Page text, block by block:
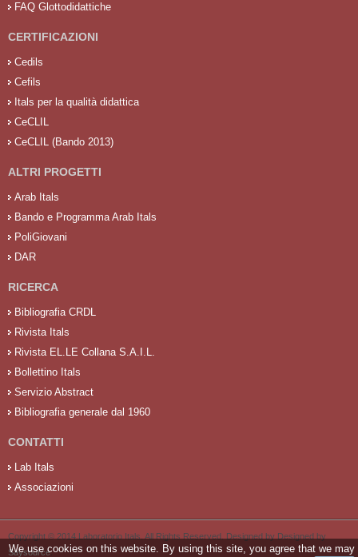
FAQ Glottodidattiche
CERTIFICAZIONI
Cedils
Cefils
Itals per la qualità didattica
CeCLIL
CeCLIL (Bando 2013)
ALTRI PROGETTI
Arab Itals
Bando e Programma Arab Itals
PoliGiovani
DAR
RICERCA
Bibliografia CRDL
Rivista Itals
Rivista EL.LE Collana S.A.I.L.
Bollettino Itals
Servizio Abstract
Bibliografia generale dal 1960
CONTATTI
Lab Itals
Associazioni
Copyright © 2014 Laboratorio Itals. All Rights Reserved. Designed by Designed by
Saysource.
We use cookies on this website. By using this site, you agree that we may